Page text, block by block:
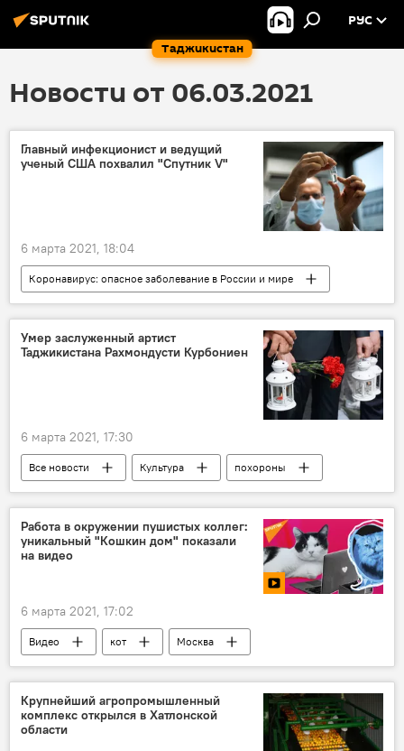
Таджикистан
РУС
Новости от 06.03.2021
Главный инфекционист и ведущий
ученый США похвалил "Спутник V"
6 марта 2021, 18:04
Коронавирус: опасное заболевание в России и мире
Все новости
Мир
вакцина "Спутник V"
вакцина от коронавируса
коронавирус
Умер заслуженный артист
Таджикистана Рахмондусти Курбониен
6 марта 2021, 17:30
Все новости Культура
похороны
кино
театр
Таджикистан
Знаменитости
Работа в окружении пушистых коллег:
уникальный "Кошкин дом" показали
на видео
6 марта 2021, 17:02
Видео кот
Москва
работа
Крупнейший агропромышленный
комплекс открылся в Хатлонской
области